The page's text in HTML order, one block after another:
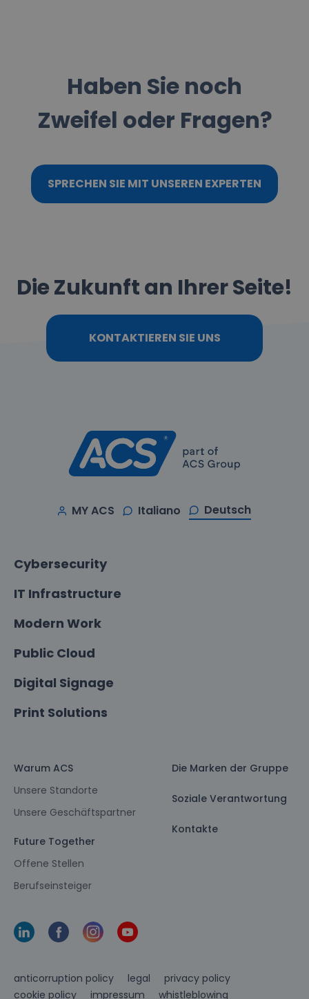
Haben Sie noch
Zweifel oder Fragen?
SPRECHEN SIE MIT UNSEREN EXPERTEN
Die Zukunft an Ihrer Seite!
KONTAKTIEREN SIE UNS
MY ACS Italiano Deutsch
Cybersecurity
IT Infrastructure
Modern Work
Public Cloud
Digital Signage
Print Solutions
Warum ACS
Unsere Standorte
Unsere Geschäftspartner
Future Together
Offene Stellen
Berufseinsteiger
Die Marken der Gruppe
Soziale Verantwortung
Kontakte
anticorruption policy legal
privacy policy
cookie policy
impressum whistleblowing